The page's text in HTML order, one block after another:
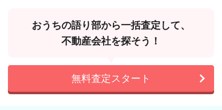
おうちの語り部から一括査定して、
不動産会社を探そう！
無料査定スタート